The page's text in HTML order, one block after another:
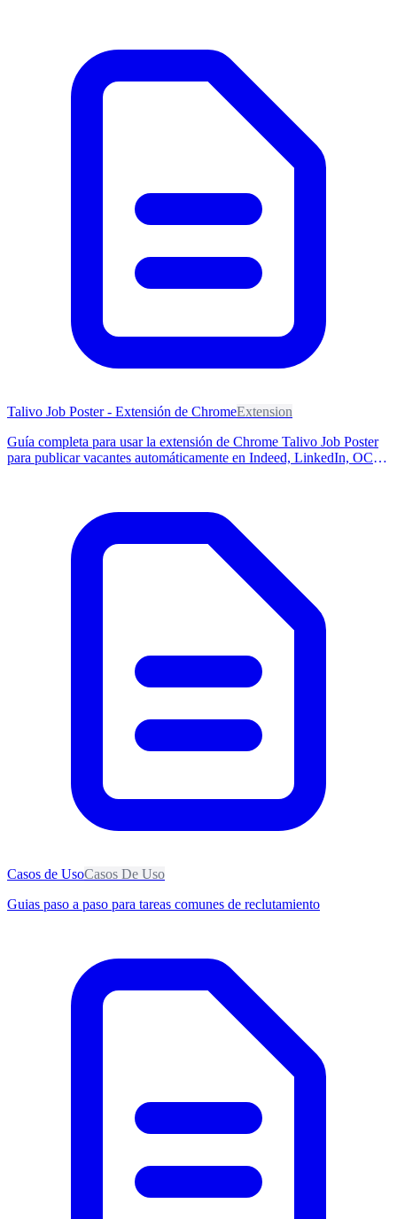
Talivo Job Poster - Extensión de ChromeExtension
Guía completa para usar la extensión de Chrome Talivo Job Poster
para publicar vacantes automáticamente en Indeed, LinkedIn, OCC
Casos de UsoCasos De Uso
Guias paso a paso para tareas comunes de reclutamiento